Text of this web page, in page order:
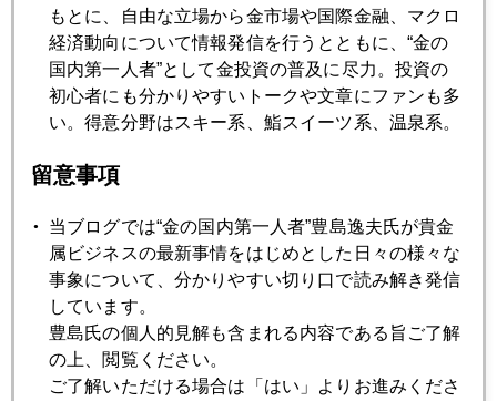
2026年03月24日
ドラマチックな一日、インサイダー疑惑まで
金、サーキットブレーカー発動
2026年03月19日
ＦＯＭＣで４８００ドル台に
2026年03月18日
国際金価格 ５０００ドル攻防続く
もとに、自由な立場から金市場や国際金融、マクロ
経済動向について情報発信を行うとともに、“金の
国内第一人者”として金投資の普及に尽力。投資の
初心者にも分かりやすいトークや文章にファンも多
い。得意分野はスキー系、鮨スイーツ系、温泉系。
留意事項
当ブログでは“金の国内第一人者”豊島逸夫氏が貴金
属ビジネスの最新事情をはじめとした日々の様々な
事象について、分かりやすい切り口で読み解き発信
しています。
豊島氏の個人的見解も含まれる内容である旨ご了解
の上、閲覧ください。
ご了解いただける場合は「はい」よりお進みくださ